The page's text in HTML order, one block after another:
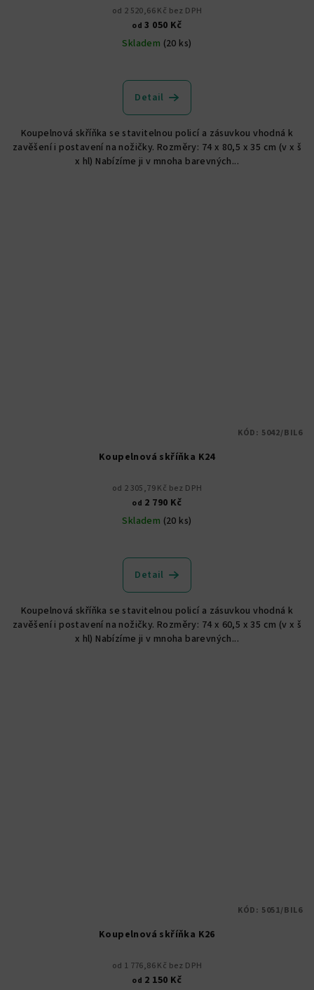
od 2 520,66 Kč bez DPH
od 3 050 Kč
Skladem (20 ks)
hodnocení
produktu
z
5
hvězdiček.
Detail
Koupelnová skříňka se stavitelnou policí a zásuvkou vhodná k
zavěšení i postavení na nožičky. Rozměry: 74 x 80,5 x 35 cm (v x š
x hl) Nabízíme ji v mnoha barevných...
Koupelnová skříňka K24
od 2 305,79 Kč bez DPH
od 2 790 Kč
Skladem (20 ks)
hodnocení
produktu
z
5
hvězdiček.
Detail
Koupelnová skříňka se stavitelnou policí a zásuvkou vhodná k
zavěšení i postavení na nožičky. Rozměry: 74 x 60,5 x 35 cm (v x š
x hl) Nabízíme ji v mnoha barevných...
KÓD: 5042/BIL6
Koupelnová skříňka K26
od 1 776,86 Kč bez DPH
od 2 150 Kč
KÓD: 5051/BIL6